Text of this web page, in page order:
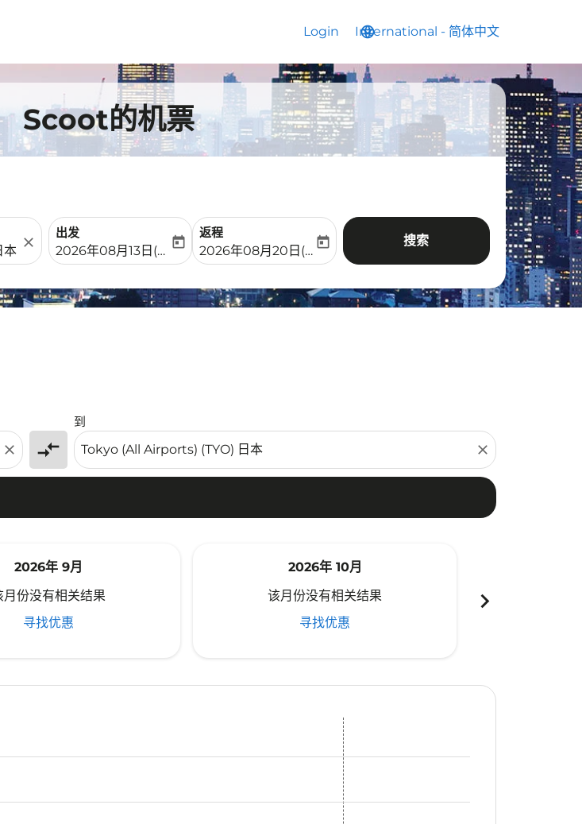
Login language
International - 简体中文
keyboard_arrow_down
Scoot的机票
close
出发
fc-booking-departure-date-aria-label
2026年08月13日(周四)
today
返程
fc-booking-return-date-aria-label
2026年08月20日(周四)
today 搜索
close compare_arrows
到
close
2026年 9月
月份没有相关结果
寻找优惠
2026年 10月
该月份没有相关结果
寻找优惠
chevron_right
TRV–TYO: cmp-view-offers-disclaimer. 寻找优惠
TRV–TYO: cmp-view-offers-disclaimer. 寻找优惠
TRV–TYO: cmp-view-offers-disclaimer. 寻找优惠
TRV–TYO: cmp-view-offers-disclaimer. 寻找优惠
TRV–TYO: cmp-view-offers-disclaimer. 寻找优惠
TRV–TYO: cmp-view-offers-disclaimer. 寻找优惠
TRV–TYO: cmp-view-offers-disclaimer. 寻找优惠
TRV–TYO: cmp-view-offers-disclaimer. 寻找优惠
TRV–TYO: cmp-view-offers-disclaimer. 寻找优惠
TRV–TYO: cmp-view-offers-disclaimer. 寻找